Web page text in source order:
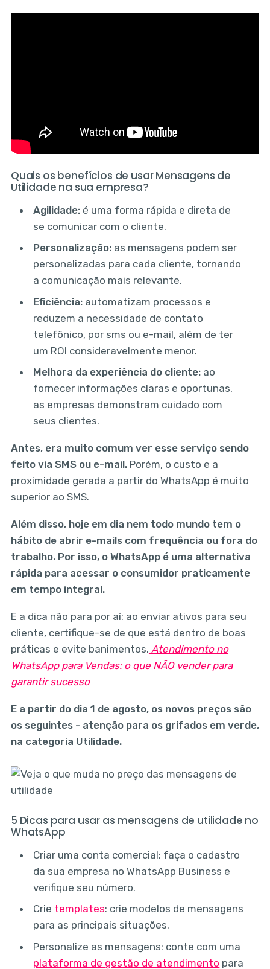
Quais os benefícios de usar Mensagens de
Utilidade na sua empresa?
Agilidade: é uma forma rápida e direta de
se comunicar com o cliente.
Personalização: as mensagens podem ser
personalizadas para cada cliente, tornando
a comunicação mais relevante.
Eficiência: automatizam processos e
reduzem a necessidade de contato
telefônico, por sms ou e-mail, além de ter
um ROI consideravelmente menor.
Melhora da experiência do cliente: ao
fornecer informações claras e oportunas,
as empresas demonstram cuidado com
seus clientes.
Antes, era muito comum ver esse serviço sendo
feito via SMS ou e-mail.Porém, o custo e a
proximidade gerada a partir do WhatsApp é muito
superior ao SMS.
Além disso, hoje em dia nem todo mundo tem o
hábito de abrir e-mails com frequência ou fora do
trabalho. Por isso, o WhatsApp é uma alternativa
rápida para acessar o consumidor praticamente
em tempo integral.
E a dica não para por aí: ao enviar ativos para seu
cliente, certifique-se de que está dentro de boas
práticas e evite banimentos. Atendimento no
WhatsApp para Vendas: o que NÃO vender para
garantir sucesso
E a partir do dia 1 de agosto, os novos preços são
os seguintes - atenção para os grifados em verde,
na categoria Utilidade.
5 Dicas para usar as mensagens de utilidade no
WhatsApp
Criar uma conta comercial: faça o cadastro
da sua empresa no WhatsApp Business e
verifique seu número.
Crie templates: crie modelos de mensagens
para as principais situações.
Personalize as mensagens: conte com uma
plataforma de gestão de atendimento para